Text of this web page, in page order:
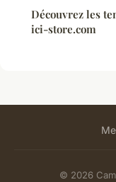
Découvrez les
ici-store.com
© 2026